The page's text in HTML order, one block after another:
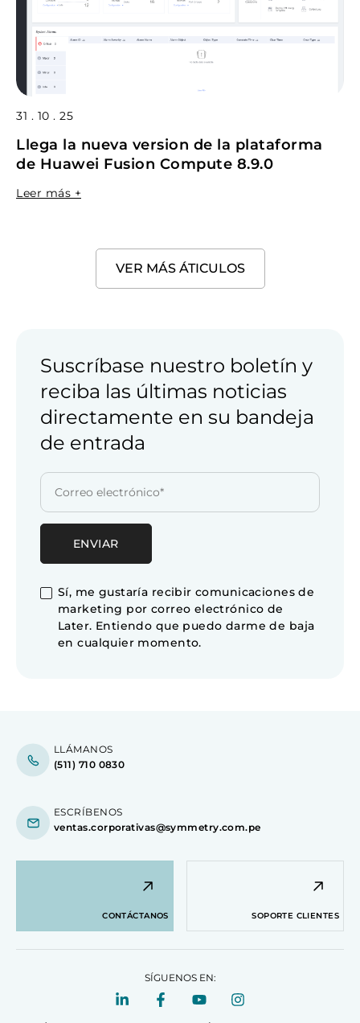
31 . 10 . 25
Llega la nueva version de la plataforma
de Huawei Fusion Compute 8.9.0
Leer más +
VER MÁS ÁTICULOS
Suscríbase nuestro boletín y
reciba las últimas noticias
directamente en su bandeja
de entrada
Sí, me gustaría recibir comunicaciones de
marketing por correo electrónico de
Later. Entiendo que puedo darme de baja
en cualquier momento.
LLÁMANOS
(511) 710 0830
ESCRÍBENOS
ventas.corporativas@symmetry.com.pe
CONTÁCTANOS SOPORTE CLIENTES
SÍGUENOS EN: